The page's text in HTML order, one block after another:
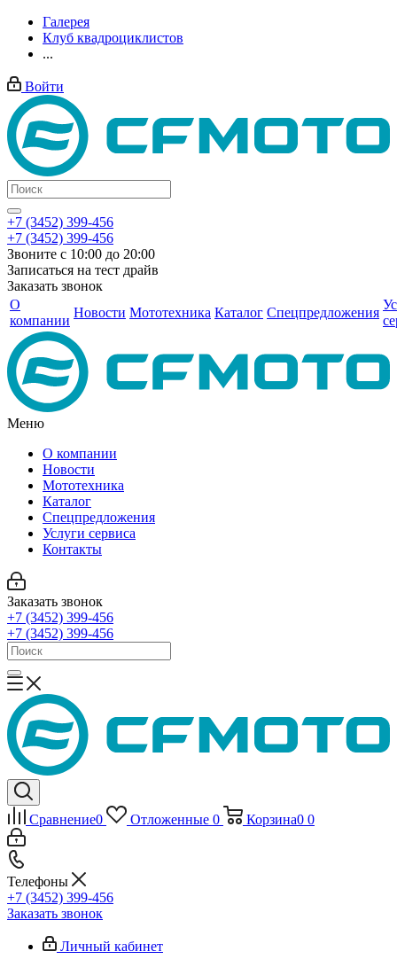
Галерея
Клуб квадроциклистов
...
Войти
+7 (3452) 399-456
+7 (3452) 399-456
Звоните с 10:00 до 20:00
Записаться на тест драйв
Заказать звонок
О
компании
Новости Мототехника Каталог Спецпредложения
Меню
О компании
Новости
Мототехника
Каталог
Спецпредложения
Услуги сервиса
Контакты
Заказать звонок
+7 (3452) 399-456
+7 (3452) 399-456
Сравнение0 Отложенные 0 Корзина0 0
Телефоны
+7 (3452) 399-456
Заказать звонок
Личный кабинет